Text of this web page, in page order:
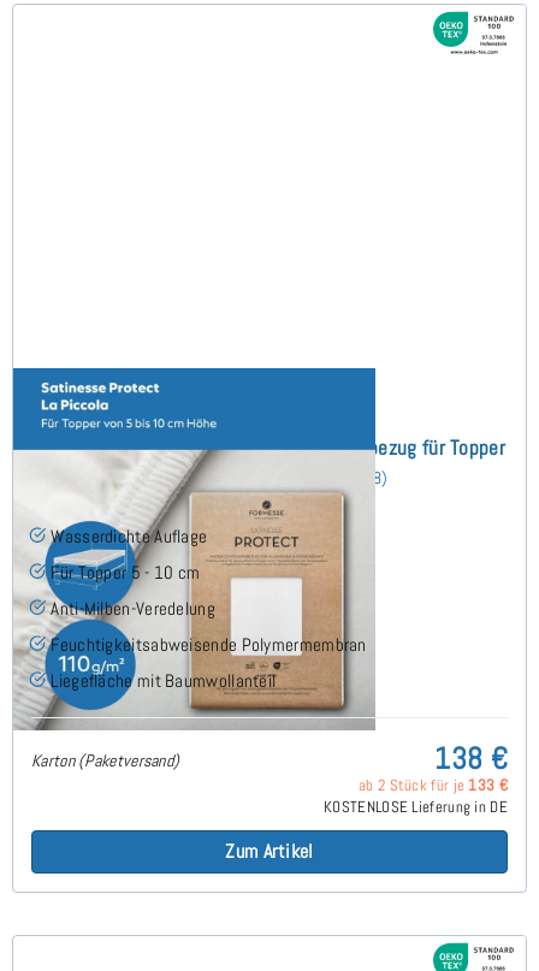
Satinesse Protect Wasserdichter Schonbezug für Topper
190x200 cm
(8)
Wasserdichte Auflage
Für Topper 5 - 10 cm
Anti-Milben-Veredelung
Feuchtigkeitsabweisende Polymermembran
Liegefläche mit Baumwollanteil
Karton (Paketversand) 138 €
ab 2 Stück für je 133 €
KOSTENLOSE Lieferung in DE
Zum Artikel